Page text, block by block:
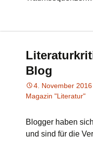
Blog
4. November 2016
Magazin "Literatur"
Blogger haben
und sind für die